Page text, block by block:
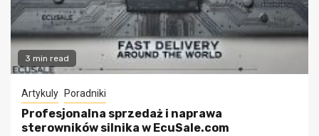
3 min read
Artykuly Poradniki
Profesjonalna sprzedaż i naprawa
sterowników silnika w EcuSale.com